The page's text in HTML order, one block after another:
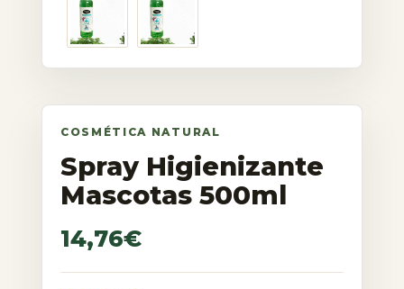
Spray Higienizante
Mascotas 500ml
14,76€